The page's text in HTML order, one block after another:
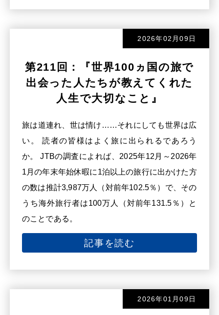
2026年02月09日
第211回：『世界100ヵ国の旅で
出会った人たちが教えてくれた
人生で大切なこと』
旅は道連れ、世は情け……それにしても世界は広
い。 読者の皆様はよく旅に出られるであろう
か。 JTBの調査によれば、2025年12月～2026年
1月の年末年始休暇に1泊以上の旅行に出かけた方
の数は推計3,987万人（対前年102.5％）で、その
うち海外旅行者は100万人（対前年131.5％）と
のことである。
記事を読む
2026年01月09日